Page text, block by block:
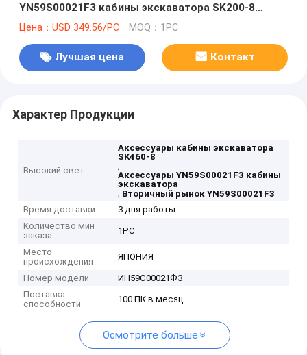
YN59S00021F3 кабины экскаватора SK200-8
SK460-8
Цена：USD 349.56/PC MOQ：1PC
Лучшая цена Контакт
Характер Продукции
Высокий свет
Аксессуары кабины экскаватора
SK460-8
,
Аксессуары YN59S00021F3 кабины
экскаватора
, Вторичный рынок YN59S00021F3
Время доставки
3 дня работы
Количество мин
заказа
1PC
Место
происхождения
ЯПОНИЯ
Номер модели
ИН59С00021Ф3
Поставка
способности
100 ПК в месяц
Осмотрите больше